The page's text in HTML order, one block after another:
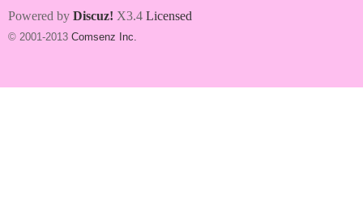
Powered by Discuz! X3.4 Licensed
© 2001-2013 Comsenz Inc.